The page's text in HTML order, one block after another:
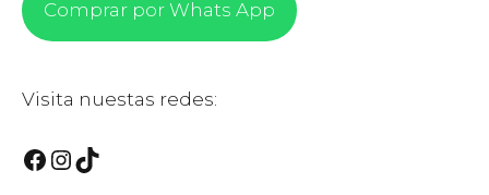
Comprar por Whats App
Visita nuestas redes:
Facebook
Instagram
TikTok